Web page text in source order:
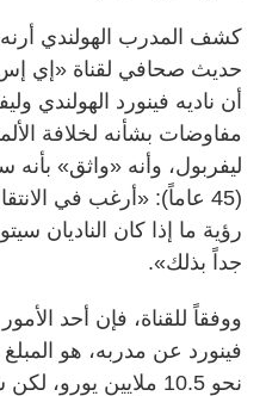
كشف المدرب الهولندي
حديث صحافي لقناة «إي إس
أن ناديه فينورد الهولندي
مفاوضات بشأنه لخلافة
ليفربول، وأنه «واثق»
(45 عاماً): «أرغب في
رؤية ما إذا كان الناديان
جداً بذلك».
ووفقاً للقناة، فإن أحد
فينورد عن مدربه، هو المبلغ
نحو 10.5 ملايين